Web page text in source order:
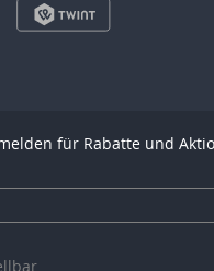
für Rabatte und